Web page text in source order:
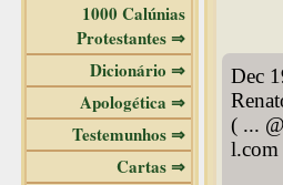
1000 Calúnias
Protestantes ⇒
Dicionário ⇒
Apologética ⇒
Testemunhos ⇒
Cartas ⇒
Dec
( ...
l.com